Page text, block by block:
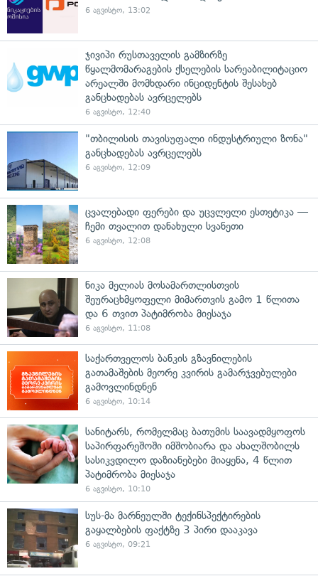
6 აგვისტო, 13:02
ჯივიპი რუსთაველის გამზირზე
წყალმომარაგების ქსელების სარეაბილიტაციო
არეალში მომხდარი ინციდენტის შესახებ
განცხადებას ავრცელებს
6 აგვისტო, 12:40
"თბილისის თავისუფალი ინდუსტრიული ზონა"
განცხადებას ავრცელებს
6 აგვისტო, 12:09
ცვალებადი ფერები და უცვლელი ესთეტიკა —
ჩემი თვალით დანახული სვანეთი
6 აგვისტო, 12:08
ნიკა მელიას მოსამართლისთვის
შეურაცხმყოფელი მიმართვის გამო 1 წლითა
და 6 თვით პატიმრობა მიესაჯა
6 აგვისტო, 11:08
საქართველოს ბანკის გზავნილების
გათამაშების მეორე კვირის გამარჯვებულები
გამოვლინდნენ
6 აგვისტო, 10:14
სანიტარს, რომელმაც ბათუმის საავადმყოფოს
საპირფარეშოში იმშობიარა და ახალშობილს
სასიკვდილო დაზიანებები მიაყენა, 4 წლით
პატიმრობა მიესაჯა
6 აგვისტო, 10:10
სუს-მა მარნეულში ტექინსპექტირების
გაყალბების ფაქტზე 3 პირი დააკავა
6 აგვისტო, 09:21